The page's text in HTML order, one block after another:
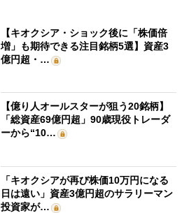
【キオクシア・ショック後に「株価倍
増」も期待できる注目銘柄5選】資産3
億円超・…
【億り人オールスターが狙う20銘柄】
「総資産69億円超」90歳現役トレーダ
ーから“10…
「キオクシアが再び株価10万円になる
日は遠い」資産3億円超のサラリーマン
投資家が…